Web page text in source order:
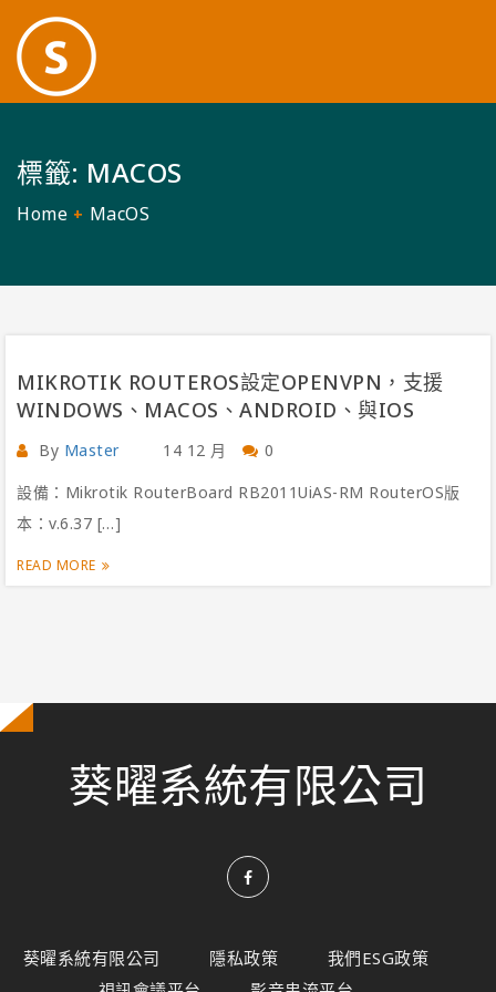
標籤: MACOS
Home MacOS
MIKROTIK ROUTEROS設定OPENVPN，支援
WINDOWS、MACOS、ANDROID、與IOS
By Master 14 12 月
0
設備：Mikrotik RouterBoard RB2011UiAS-RM RouterOS版
本：v.6.37 […]
READ MORE
葵曜系統有限公司
葵曜系統有限公司 隱私政策
我們ESG政策